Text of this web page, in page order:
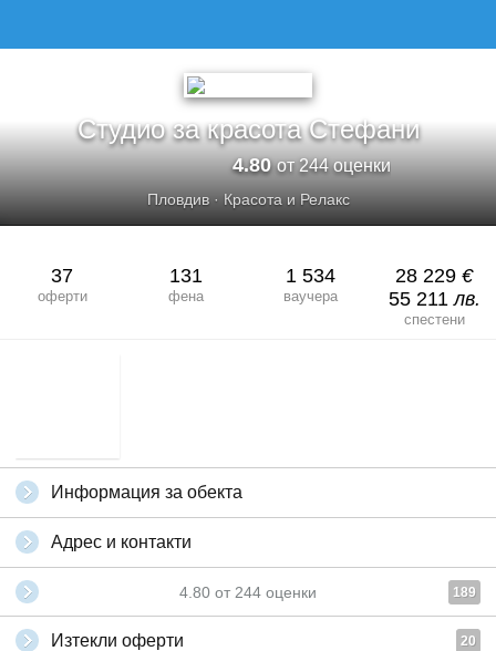
Студио за красота Стефани
4.80от 244 оценки
Пловдив· Красота и Релакс
37
оферти
131
фена
1 534
ваучера
28 229 €
55 211лв.
спестени
Информация за обекта
Адрес и контакти
4.80 от 244 оценки 189
Изтекли оферти 20